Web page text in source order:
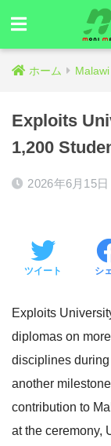
ホーム
Exploits
1,200
2026年6月15日
ツイート シ
Exploits
diplomas on
disciplines
another
contribution to
at the ceremony,